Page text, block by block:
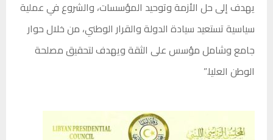
يهدف إلى حل الأزمة وتوحيد المؤسسات، والشروع في عملية
سياسية تستعيد سيادة الدولة والقرار الوطني، من خلال حوار
جامع وشامل مؤسس على الثقة ويهدف لتحقيق مصلحة
الوطن العليا.”